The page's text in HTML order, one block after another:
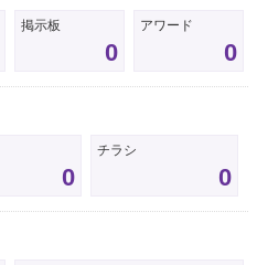
掲示板
0
アワード
0
0
チラシ
0